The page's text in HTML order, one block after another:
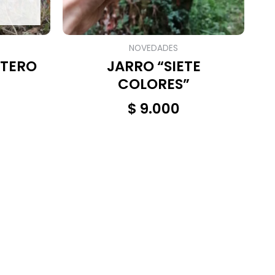
NOVEDADES
JARRO “SIETE
COLORES”
$ 9.000